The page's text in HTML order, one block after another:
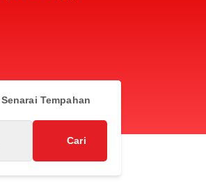
Tempahan
Cari